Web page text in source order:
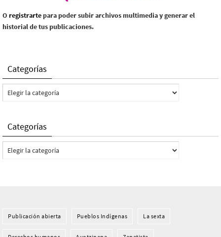
O registrarte para poder subir archivos multimedia y generar el
historial de tus publicaciones.
Categorías
Categorías
Categorías
Categorías
Publicación abierta Pueblos Indí­genas La sexta